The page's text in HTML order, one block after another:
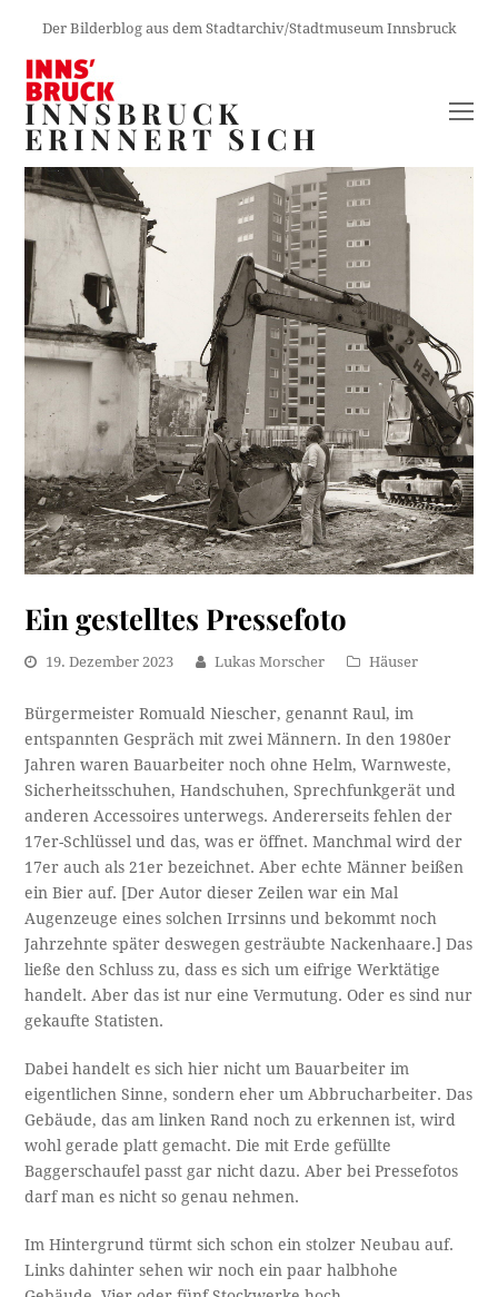
Der Bilderblog aus dem Stadtarchiv/Stadtmuseum Innsbruck
INNSBRUCK
ERINNERT SICH
Ein gestelltes Pressefoto
19. Dezember 2023 Lukas Morscher Häuser
Bürgermeister Romuald Niescher, genannt Raul, im
entspannten Gespräch mit zwei Männern. In den 1980er
Jahren waren Bauarbeiter noch ohne Helm, Warnweste,
Sicherheitsschuhen, Handschuhen, Sprechfunkgerät und
anderen Accessoires unterwegs. Andererseits fehlen der
17er-Schlüssel und das, was er öffnet. Manchmal wird der
17er auch als 21er bezeichnet. Aber echte Männer beißen
ein Bier auf. [Der Autor dieser Zeilen war ein Mal
Augenzeuge eines solchen Irrsinns und bekommt noch
Jahrzehnte später deswegen gesträubte Nackenhaare.] Das
ließe den Schluss zu, dass es sich um eifrige Werktätige
handelt. Aber das ist nur eine Vermutung. Oder es sind nur
gekaufte Statisten.
Dabei handelt es sich hier nicht um Bauarbeiter im
eigentlichen Sinne, sondern eher um Abbrucharbeiter. Das
Gebäude, das am linken Rand noch zu erkennen ist, wird
wohl gerade platt gemacht. Die mit Erde gefüllte
Baggerschaufel passt gar nicht dazu. Aber bei Pressefotos
darf man es nicht so genau nehmen.
Im Hintergrund türmt sich schon ein stolzer Neubau auf.
Links dahinter sehen wir noch ein paar halbhohe